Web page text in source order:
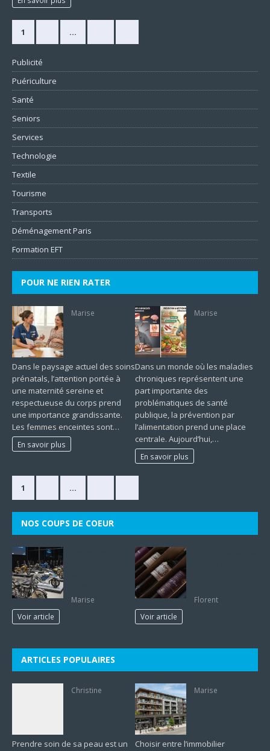
1 …
Publicité
Puériculture
Santé
Seniors
Services
Technologie
Textile
Tourisme
Transports
Déménagement Paris
Formation EFT
POUR NE RIEN RATER
Marise
Dans le paysage actuel des soins
prénatals, l’attention portée à
une maternité sereine et
respectueuse du corps prend
une importance grandissante.
Les femmes enceintes sont…
En savoir plus
Marise
Dans un monde où les maladies
chroniques représentent une
part importante des
problématiques de santé
publique, la prévention par
l’alimentation prend une place
centrale. Aujourd’hui,…
En savoir plus
1 …
NOS COUPS DE COEUR
Marise
Voir article
Florent
Voir article
ARTICLES POPULAIRES
Christine
Prendre soin de sa peau est un
Marise
Choisir entre l’immobilier